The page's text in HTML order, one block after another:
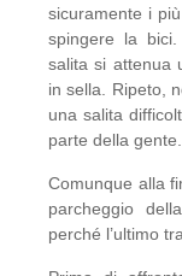
sicuramente i
spingere la
salita si attenua
in sella. Ripeto,
una salita
parte della gente.
Comunque alla
parcheggio
perché l’ultimo